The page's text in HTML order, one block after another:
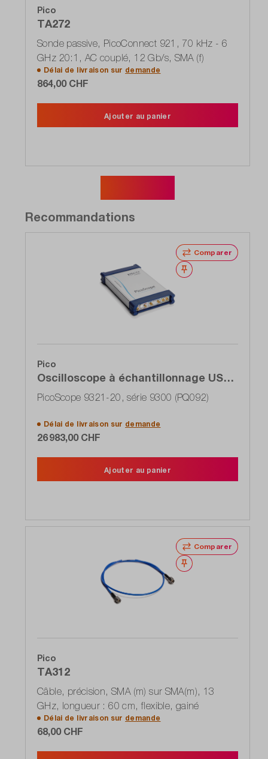
Pico
TA272
Sonde passive, PicoConnect 921, 70 kHz - 6
GHz 20:1, AC couplé, 12 Gb/s, SMA (f)
Délai de livraison sur demande
864,00 CHF
Ajouter au panier
Recommandations
Comparer
Noter
Pico
Oscilloscope à échantillonnage USB,
2 canaux, 20 GHz, récupération de
l'horloge, entrée optique
PicoScope 9321-20, série 9300 (PQ092)
Délai de livraison sur demande
26 983,00 CHF
Ajouter au panier
Comparer
Noter
Pico
TA312
Câble, précision, SMA (m) sur SMA(m), 13
GHz, longueur : 60 cm, flexible, gainé
Délai de livraison sur demande
68,00 CHF